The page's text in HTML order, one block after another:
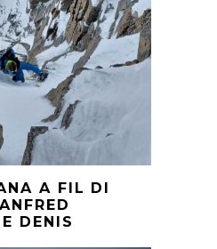
A FIL DI
E DENIS